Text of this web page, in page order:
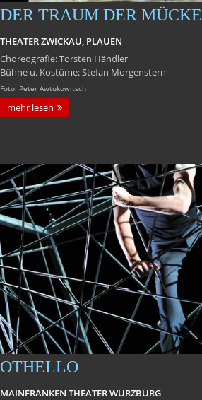
DER TRAUM DER MÜCKE
THEATER ZWICKAU, PLAUEN
Choreografie: Torsten Händler
Bühne u. Kostüme: Stefan Morgenstern
Foto: Peter Awtukowitsch
mehr lesen
OTHELLO
MAINFRANKEN THEATER WÜRZBURG